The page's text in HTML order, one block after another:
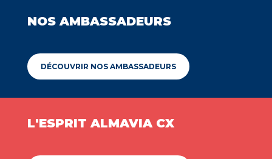
NOS AMBASSADEURS
DÉCOUVRIR NOS AMBASSADEURS
L'ESPRIT ALMAVIA CX